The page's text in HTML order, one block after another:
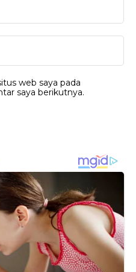
web saya pada
saya berikutnya.